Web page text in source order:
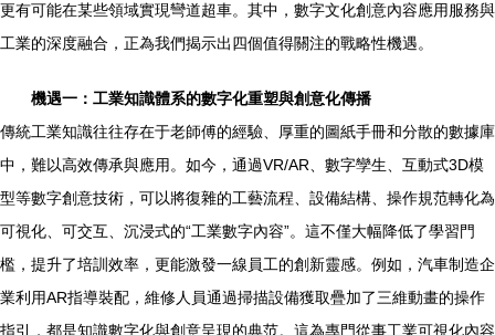
更有可能在某些領域實現彎道超車。其中，數字文化創意內容應用服務與
工業的深度融合，正為我們揭示出四個值得關注的戰略性機遇。
機遇一：工業知識體系的數字化重塑與創意化傳播
傳統工業知識往往存在于老師傅的經驗、厚重的圖紙手冊和分散的數據庫
中，難以高效傳承與應用。如今，通過VR/AR、數字孿生、互動式3D模
型等數字創意技術，可以將復雜的工藝流程、設備結構、操作規范轉化為
可視化、可交互、沉浸式的“工業數字內容”。這不僅大幅降低了學習門
檻，提升了培訓效率，更能激發一線員工的創新靈感。例如，汽車制造企
業利用AR指導裝配，維修人員通過掃描設備獲取疊加了三維動畫的操作
指引，都是知識數字化與創意呈現的典范。這為專門從事工業可視化內容